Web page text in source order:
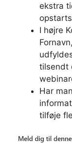
ekstra
I højre
tilsendt
Har
tilføje